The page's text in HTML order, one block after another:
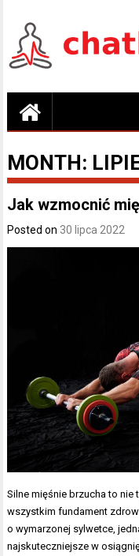
content
MONTH:
Jak wzmocnić
Posted on 30 lipca 2022
Silne mięśnie brzucha to
wszystkim fundament
o wymarzonej sylwetce,
najskuteczniejsze w